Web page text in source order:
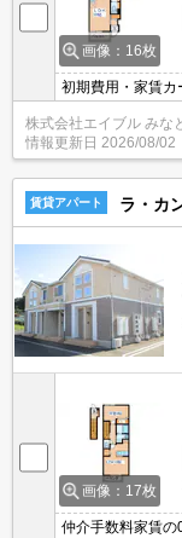
画像：16枚
初期費用・家賃カ
付独立洗面台。仲
床下収納付き。温
株式会社エイブル みな
情報更新日 2026/08/02
賃貸アパート ラ・カ
画像：17枚
仲介手数料家賃の